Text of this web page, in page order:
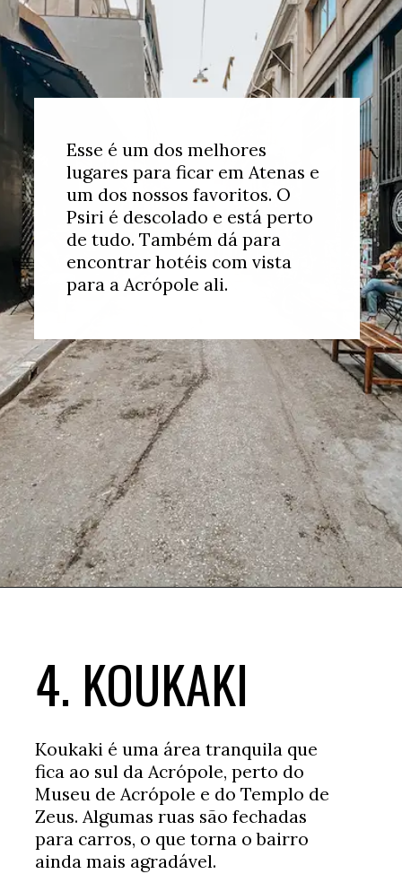
Esse é um dos melhores
lugares para ficar em Atenas e
um dos nossos favoritos. O
Psiri é descolado e está perto
de tudo. Também dá para
encontrar hotéis com vista
para a Acrópole ali.
Koukaki é uma área tranquila que
fica ao sul da Acrópole, perto do
Museu de Acrópole e do Templo de
Zeus. Algumas ruas são fechadas
para carros, o que torna o bairro
ainda mais agradável.
4. KOUKAKI